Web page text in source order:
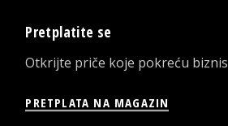
Pretplatite se
Otkrijte priče koje pokreću biznis
PRETPLATA NA MAGAZIN